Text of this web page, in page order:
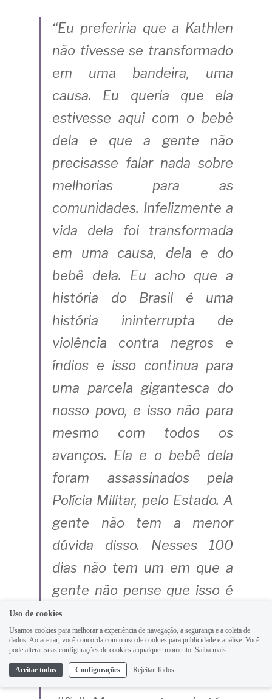
“Eu preferiria que a Kathlen
não tivesse se transformado
em uma bandeira, uma
causa. Eu queria que ela
estivesse aqui com o bebê
dela e que a gente não
precisasse falar nada sobre
melhorias para as
comunidades. Infelizmente a
vida dela foi transformada
em uma causa, dela e do
bebê dela. Eu acho que a
história do Brasil é uma
história ininterrupta de
violência contra negros e
índios e isso continua para
uma parcela gigantesca do
nosso povo, e isso não para
mesmo com todos os
avanços. Ela e o bebê dela
foram assassinados pela
Polícia Militar, pelo Estado. A
gente não tem a menor
dúvida disso.
Nesses 100
dias não tem um em que a
gente não pense que isso é
uma covardia, em que a
gente não se revolte. Tem
uma hora em que a emoção
bate mais forte e é muito
Uso de cookies
Usamos cookies para melhorar a experiência de navegação, a segurança e a coleta de
dados. Ao aceitar, você concorda com o uso de cookies para publicidade e análise. Você
pode alterar suas configurações de cookies a qualquer momento. Saiba mais
Aceitar todos Configurações Rejeitar Todos